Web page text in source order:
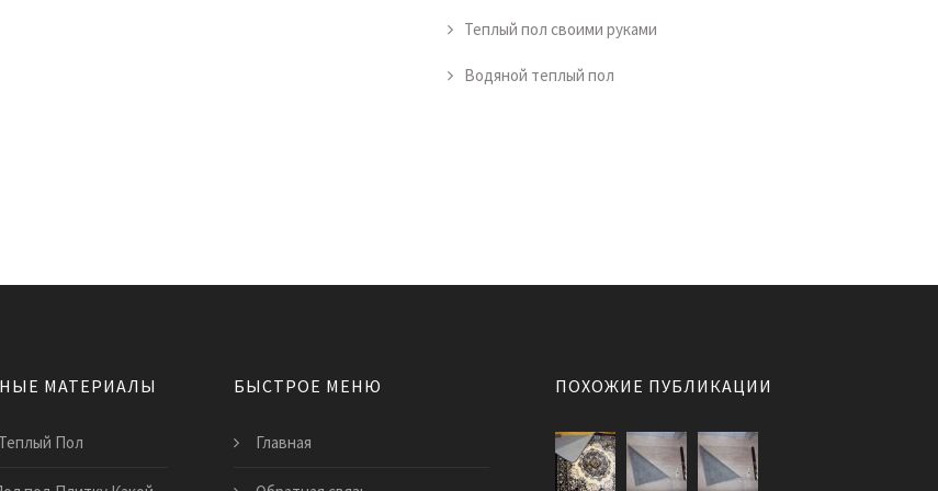
Теплый пол своими руками
Водяной теплый пол
МАТЕРИАЛЫ
Пол
БЫСТРОЕ МЕНЮ
Главная
ПОХОЖИЕ ПУБЛИКАЦИИ